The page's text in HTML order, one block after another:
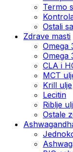
Termo
Ostali
Zdrave masti
Omega
Omega
CLA i
MCT
Krill ulje
Lecitin
Riblje
Ostale